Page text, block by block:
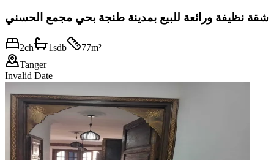
شقة نظيفة ورائعة للبيع بمدينة طنجة بحي مجمع الحسني
2ch 1sdb 77m²
Tanger
Invalid Date